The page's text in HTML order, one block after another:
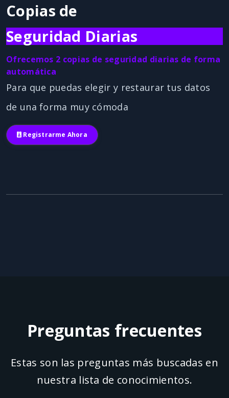
Copias de
Seguridad Diarias
Ofrecemos 2 copias de seguridad diarias de forma
automática
Para que puedas elegir y restaurar tus datos
de una forma muy cómoda
Registrarme Ahora
preguntas frecuentes
Estas son las preguntas más buscadas en
nuestra lista de conocimientos.